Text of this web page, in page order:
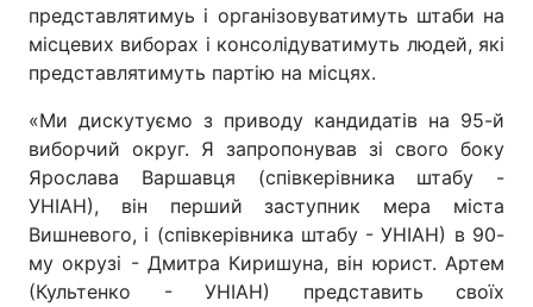
представлятимуь і організовуватимуть штаби на
місцевих виборах і консолідуватимуть людей, які
представлятимуть партію на місцях.
«Ми дискутуємо з приводу кандидатів на 95-й
виборчий округ. Я запропонував зі свого боку
Ярослава Варшавця (співкерівника штабу -
УНІАН), він перший заступник мера міста
Вишневого, і (співкерівника штабу - УНІАН) в 90-
му окрузі - Дмитра Киришуна, він юрист. Артем
(Культенко - УНІАН) представить своїх